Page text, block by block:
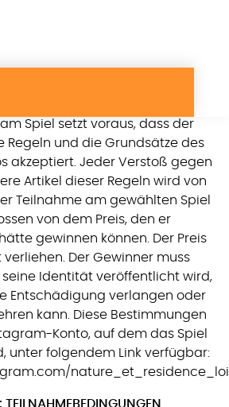
DER VERORDNUNG
Spiel setzt voraus, dass der
Regeln und die Grundsätze des
akzeptiert. Jeder Verstoß gegen
Artikel dieser Regeln wird von
Teilnahme am gewählten Spiel
von dem Preis, den er
gewinnen können. Der Preis
Der Gewinner muss
seine Identität veröffentlicht wird,
Entschädigung verlangen oder
kann. Diese Bestimmungen
Konto, auf dem das Spiel
unter folgendem Link verfügbar:
TEILNAHMEBEDINGUNGEN